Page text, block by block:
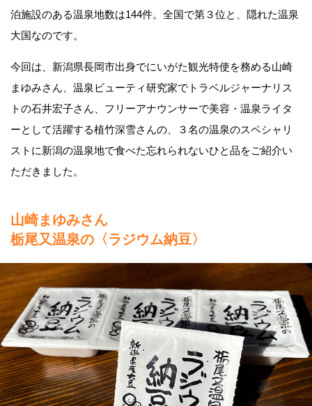
泊施設のある温泉地数は144件。全国で第３位と、隠れた温泉
大国なのです。
今回は、新潟県長岡市出身でにいがた観光特使を務める山崎
まゆみさん、温泉ビューティ研究家でトラベルジャーナリス
トの石井宏子さん、フリーアナウンサーで美容・温泉ライタ
ーとして活躍する植竹深雪さんの、３名の温泉のスペシャリ
ストに新潟の温泉地で食べた忘れられないひと品をご紹介い
ただきました。
山崎まゆみさん
栃尾又温泉の〈ラジウム納豆〉